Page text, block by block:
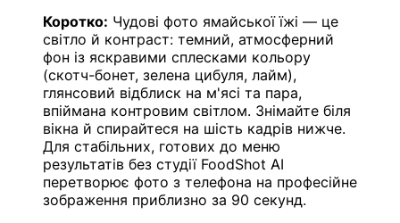
Коротко: Чудові фото ямайської їжі — це
світло й контраст: темний, атмосферний
фон із яскравими сплесками кольору
(скотч-бонет, зелена цибуля, лайм),
глянсовий відблиск на м'ясі та пара,
впіймана контровим світлом. Знімайте біля
вікна й спирайтеся на шість кадрів нижче.
Для стабільних, готових до меню
результатів без студії FoodShot AI
перетворює фото з телефона на професійне
зображення приблизно за 90 секунд.